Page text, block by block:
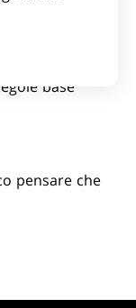
alle
base
pensare che